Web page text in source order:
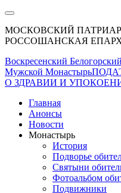
МОСКОВСКИЙ
РОССОШАНСКАЯ
Воскресенский Белогорский
Мужской Монастырь
О ЗДРАВИИ И
Главная
Анонсы
Новости
Монастырь
История
Подворье
Святыни
Фотоальбом
Подвижники